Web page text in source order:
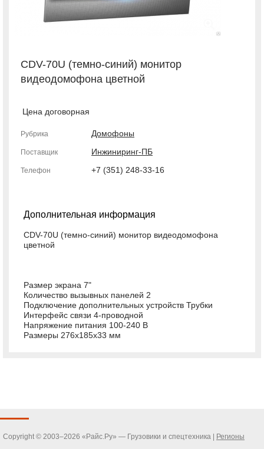
CDV-70U (темно-синий) монитор
видеодомофона цветной
Цена договорная
Рубрика Домофоны
Поставщик Инжиниринг-ПБ
Телефон +7 (351) 248-33-16
Дополнительная информация
CDV-70U (темно-синий) монитор видеодомофона
цветной
Размер экрана 7"
Количество вызывных панелей 2
Подключение дополнительных устройств Трубки
Интерфейс связи 4-проводной
Напряжение питания 100-240 В
Размеры 276х185х33 мм
Copyright © 2003–2026 «Райс.Ру» — Грузовики и спецтехника | Регионы